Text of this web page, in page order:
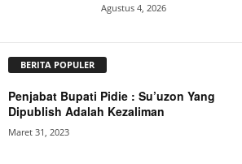
Agustus 4, 2026
BERITA POPULER
Penjabat Bupati Pidie : Su’uzon Yang
Dipublish Adalah Kezaliman
Maret 31, 2023